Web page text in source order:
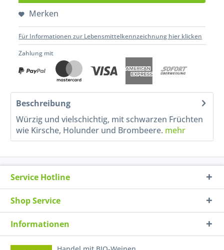
Merken
Für Informationen zur Lebensmittelkennzeichnung hier klicken
Zahlung mit
Beschreibung
Würzig und vielschichtig, mit schwarzen Früchten
wie Kirsche, Holunder und Brombeere. mehr
Service Hotline
Shop Service
Informationen